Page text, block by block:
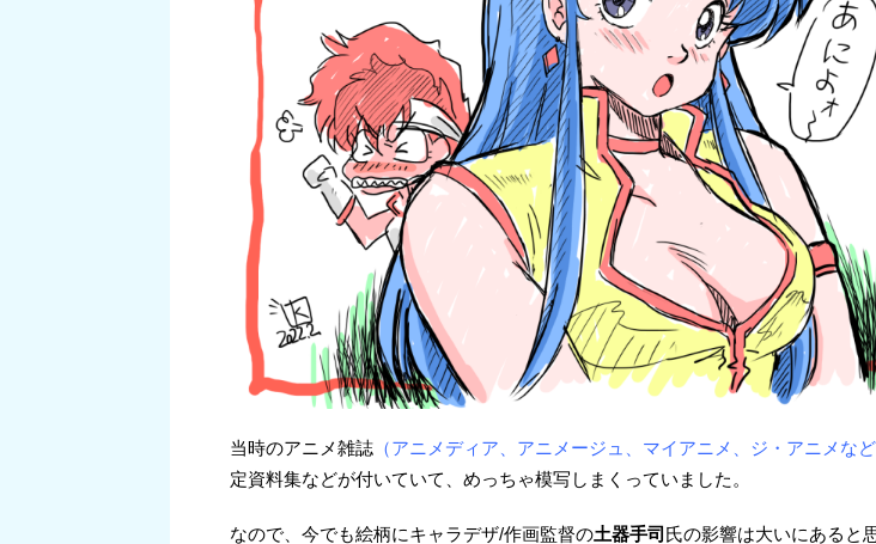
当時のアニメ雑誌 （アニメディア、アニメージュ、マイアニメ、ジ・アニメなど
定資料集などが付いていて、めっちゃ模写しまくっていました。
なので、今でも絵柄にキャラデザ/作画監督の土器手司 氏の影響は大いにあると